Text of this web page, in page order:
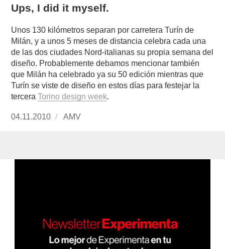
Ups, I did it myself.
Unos 130 kilómetros separan por carretera Turín de
Milán, y a unos 5 meses de distancia celebra cada una
de las dos ciudades Nord-italianas su propia semana del
diseño. Probablemente debamos mencionar también
que Milán ha celebrado ya su 50 edición mientras que
Turín se viste de diseño en estos días para festejar la
terceraTorino design week.
Publicado
04.11.2010 https://www.experimenta.es/author/AMV/
AMV